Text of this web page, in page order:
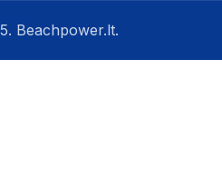
Beachpower.lt.